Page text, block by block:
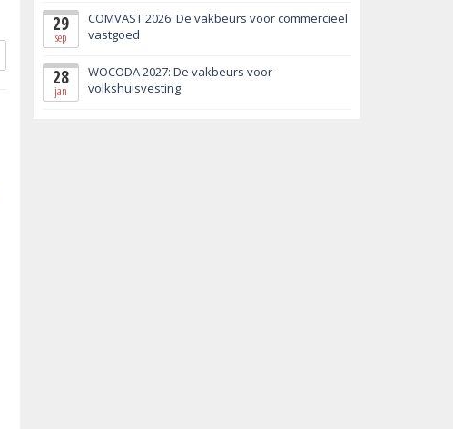
29
sep
COMVAST 2026: De vakbeurs voor commercieel
vastgoed
28
jan
WOCODA 2027: De vakbeurs voor
volkshuisvesting